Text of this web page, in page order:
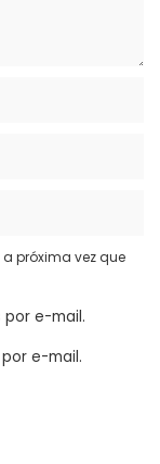
próxima vez que
e-mail.
e-mail.